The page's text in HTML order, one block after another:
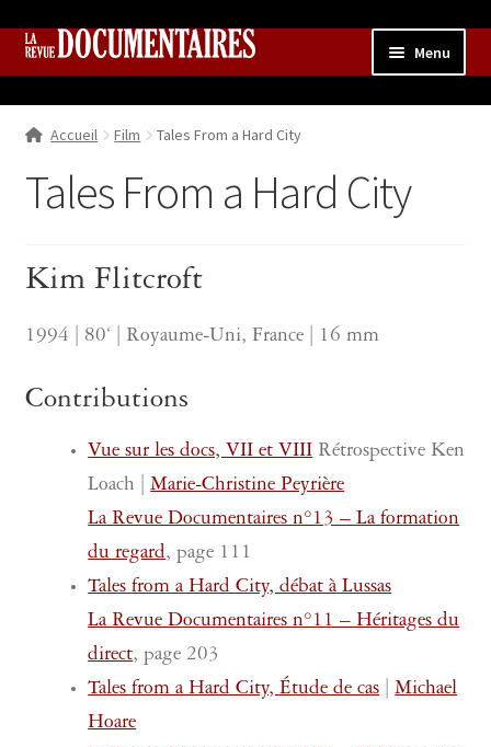
Aller
navigation
Aller
Menu
Qui sommes nous ?
Collection
Boutique
Accueil Film Tales From a Hard City
Tales From a Hard City
Kim Flitcroft
1994 | 80‘ | Royaume-Uni, France | 16 mm
Contributions
Vue sur les docs, VII et VIIIRétrospective Ken
Loach |Marie-Christine Peyrière
La Revue Documentaires n°13 – La formation
du regard, page 111
Tales from a Hard City, débat à Lussas
La Revue Documentaires n°11 – Héritages du
direct, page 203
Tales from a Hard City, Étude de cas|Michael
Hoare